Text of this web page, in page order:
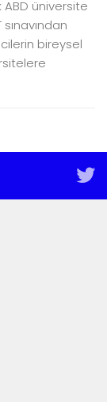
üniversite
bireysel